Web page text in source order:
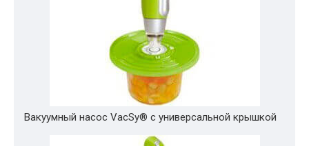
Вакуумный насос VacSy® с универсальной крышкой